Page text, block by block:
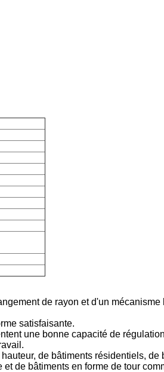
de rayon et d'un mécanisme
satisfaisante.
une bonne capacité de
de bâtiments résidentiels, de
de bâtiments en forme de tour